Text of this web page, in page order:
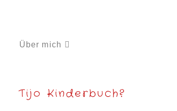
Über mich
Tijo Kinderbuch?